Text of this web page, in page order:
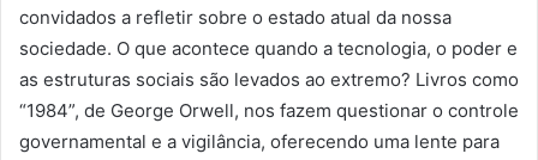
convidados a refletir sobre o estado atual da nossa
sociedade. O que acontece quando a tecnologia, o poder e
as estruturas sociais são levados ao extremo? Livros como
“1984”, de George Orwell, nos fazem questionar o controle
governamental e a vigilância, oferecendo uma lente para